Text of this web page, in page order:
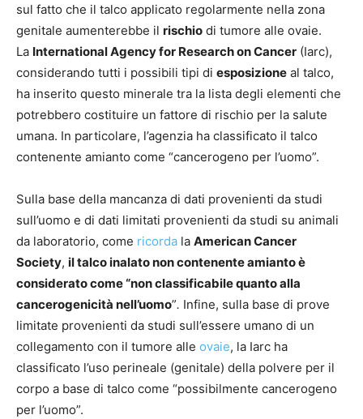
sul fatto che il talco applicato regolarmente nella zona
genitale aumenterebbe il rischio di tumore alle ovaie.
La International Agency for Research on Cancer (Iarc),
considerando tutti i possibili tipi di esposizione al talco,
ha inserito questo minerale tra la lista degli elementi che
potrebbero costituire un fattore di rischio per la salute
umana. In particolare, l’agenzia ha classificato il talco
contenente amianto come “cancerogeno per l’uomo”.
Sulla base della mancanza di dati provenienti da studi
sull’uomo e di dati limitati provenienti da studi su animali
da laboratorio, come ricorda la American Cancer
Society, il talco inalato non contenente amianto è
considerato come “non classificabile quanto alla
cancerogenicità nell’uomo”. Infine, sulla base di prove
limitate provenienti da studi sull’essere umano di un
collegamento con il tumore alle ovaie, la Iarc ha
classificato l’uso perineale (genitale) della polvere per il
corpo a base di talco come “possibilmente cancerogeno
per l’uomo”.